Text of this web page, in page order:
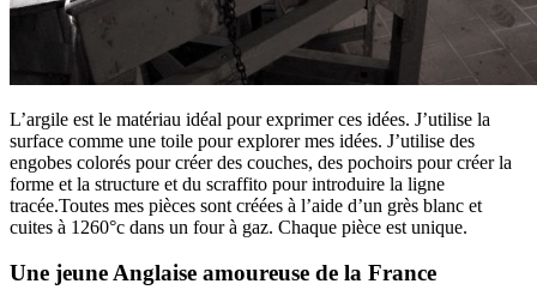
L’argile est le matériau idéal pour exprimer ces idées. J’utilise la
surface comme une toile pour explorer mes idées. J’utilise des
engobes colorés pour créer des couches, des pochoirs pour créer la
forme et la structure et du scraffito pour introduire la ligne
tracée.Toutes mes pièces sont créées à l’aide d’un grès blanc et
cuites à 1260°c dans un four à gaz. Chaque pièce est unique.
Une jeune Anglaise amoureuse de la France